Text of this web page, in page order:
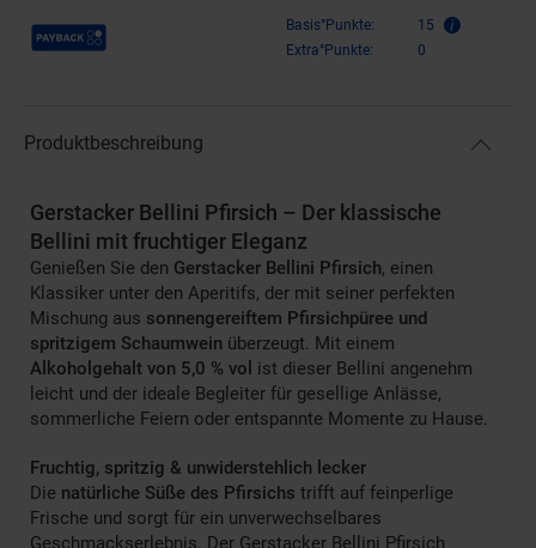
Payback Punkte Basis°Punkte:
15
Extra°Punkte:
0
Produktbeschreibung
Gerstacker Bellini Pfirsich – Der klassische
Bellini mit fruchtiger Eleganz
Genießen Sie den Gerstacker Bellini Pfirsich, einen
Klassiker unter den Aperitifs, der mit seiner perfekten
Mischung aus sonnengereiftem Pfirsichpüree und
spritzigem Schaumwein überzeugt. Mit einem
Alkoholgehalt von 5,0 % vol ist dieser Bellini angenehm
leicht und der ideale Begleiter für gesellige Anlässe,
sommerliche Feiern oder entspannte Momente zu Hause.
Fruchtig, spritzig & unwiderstehlich lecker
Die natürliche Süße des Pfirsichs trifft auf feinperlige
Frische und sorgt für ein unverwechselbares
Geschmackserlebnis. Der Gerstacker Bellini Pfirsich